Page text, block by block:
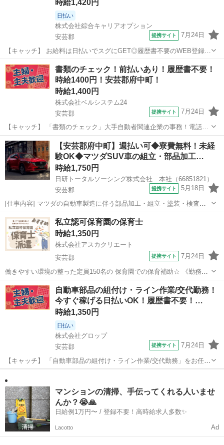
時給1,420円
日払い
株式会社綜合キャリアオプション
安芸郡
提携サイト 7月24日
【キャッチ】 お給料は日払いでスグにGET◎履歴書不要のWEB登録
OK！「アルミ製自動車部品の検査」高時給1420円！広島県安芸郡熊野
町周辺！20代～40代のスタッフが多数活躍中★ 【コメント】 製造の
お仕事をお探しにおス...
広島 安芸郡 仕分け
書類のチェック！前払いあり！履歴書不要！
時給1400円！安芸郡府中町！
時給1,400円
株式会社ベルシステム24
安芸郡
提携サイト 7月24日
【キャッチ】 「書類のチェック」大手自動者関連企業の事務！電話対
応なし！土日祝休み！未経験歓迎 【コメント】 ベルシステム24には経
験や資格一切不問のお仕事も多数(^^♪ ＃扶養内・Wワーク ＃週2のス
キマワーク ＃1日...
広島 安芸郡 一般事務
【安芸郡府中町】週払い可◆寮費無料！未経
験OK◆マツダSUV車の組立・部品加工…
時給1,750円
日研トータルソーシング株式会社 本社（66851821）
安芸郡
提携サイト 5月18日
[仕事内容] マツダの自動車製造に伴う部品加工・組立・塗装・検査。
車輪の軸やエンジンのパーツなどの鋳造・機械加工・プレス加工、エ
ンジンや車体の組立、車体の塗装など様々な工程があります。また、
それぞれの工程に部品を供給する運搬...
広島 安芸郡 工場
私立認可保育園の保育士
時給1,350円
株式会社アスカクリエート
安芸郡
提携サイト 7月24日
働きやすい環境の整った定員150名の 保育園での保育補助☆ 《勤務時
間帯》 8:30～17:15 (休憩45分) 前後の時間帯でもご相談可能♪ ご希望
をお伺いします！ 《主なお仕...
広島 安芸郡 保育士
自動車部品の組付け・ライン作業/交代勤務！
今すぐ稼げる日払いOK！履歴書不要！…
時給1,350円
日払い
株式会社グロップ
安芸郡
提携サイト 7月24日
【キャッチ】 「自動車部品の組付け・ライン作業/交代勤務」をお任
せ!!日払い制度利用OK☆未経験OK！＜20代～50代活躍中＞【お弁当支
給あり！】未経験スタートOK★土日休み・長期休暇有り◎ 【コメン
ト】 ＊＊充実したお仕...マンションの清掃、手伝ってくれる人いませ
んか？😭🙏
日給例1万円〜 / 登録不要！高時給求人多数✨
Lacotto Ad